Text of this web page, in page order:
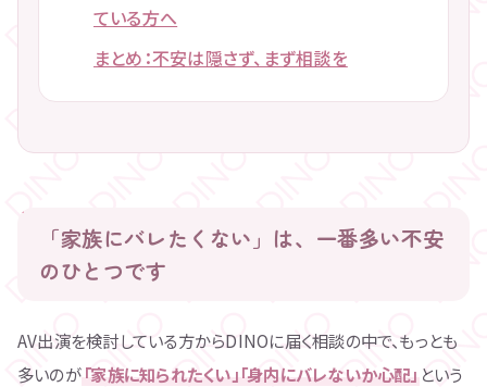
ている方へ
まとめ：不安は隠さず、まず相談を
「家族にバレたくない」は、一番多い不安
のひとつです
AV出演を検討している方からDINOに届く相談の中で、もっとも
多いのが「家族に知られたくい」「身内にバレないか心配」 という